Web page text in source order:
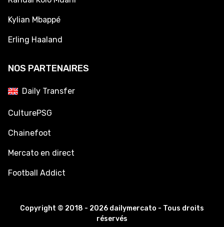
Kylian Mbappé
Erling Haaland
NOS PARTENAIRES
Daily Transfer
CulturePSG
Chainefoot
Mercato en direct
Football Addict
Copyright © 2018 - 2026 dailymercato - Tous droits
réservés